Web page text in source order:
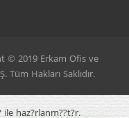
© 2019 Erkam Ofis ve
Tüm Hakları Saklıdır.
ile haz?rlanm??t?r.